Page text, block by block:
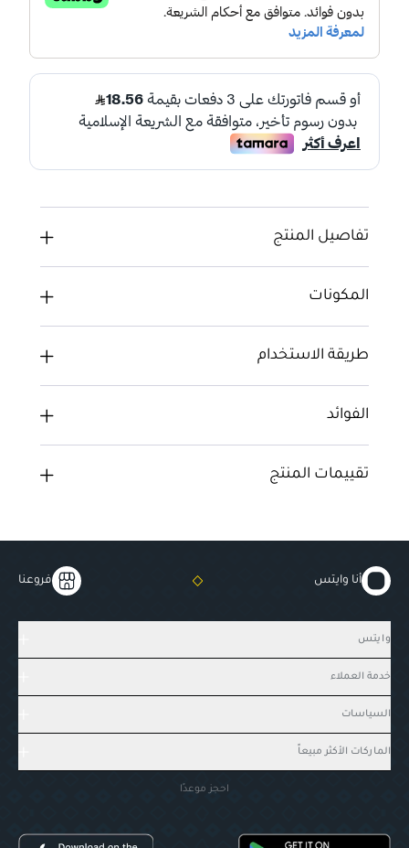
تفاصيل المنتج
المكونات
طريقة الاستخدام
الفوائد
تقييمات المنتج
أنا وايتس فروعنا
وايتس
خدمة العملاء
السياسات
الماركات الأكثر مبيعاً
احجز موعدًا